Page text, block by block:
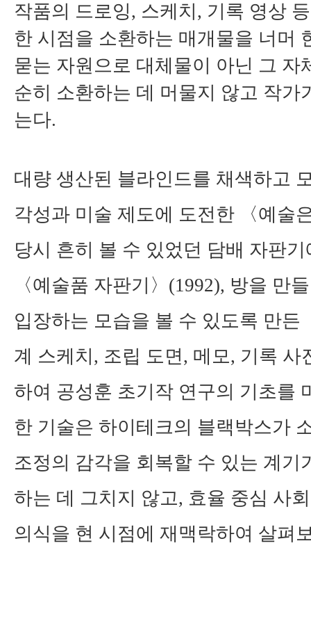
작품의 드로잉, 스케치 , 기록 영상
한 시점을 소환하는 매개물을 너머
묻는 자원으로 대체물이 아닌 그
순히 소환하는 데 머물지 않고 작
는다.
대량 생산된 블라인드를 채색하고
각성과 미술 제도에 도전한
〈예술
당시 흔히 볼 수 있었던 담배 자판
〈예술품 자판기 〉 (1992), 방을 만
입장하는 모습을 볼 수 있도록 만든
계 스케치 , 조립 도면, 메모, 기록 사
하여 공성훈 초기작 연구의 기초를
한 기술은 하이테크의 블랙박스가
조정의 감각을 회복할 수 있는 계기
하는 데 그치지 않고, 효율 중심 사
의식을 현 시점에 재맥락하여 살펴